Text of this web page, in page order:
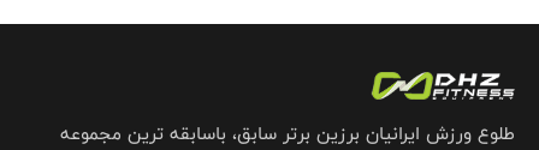
طلوع ورزش ایرانیان برزین برتر سابق، باسابقه ترین مجموعه